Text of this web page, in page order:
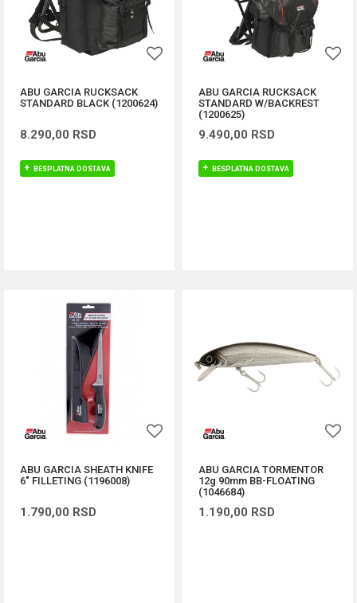
ABU GARCIA RUCKSACK
STANDARD BLACK (1200624)
8.290,00 RSD
BESPLATNA DOSTAVA
ABU GARCIA RUCKSACK
STANDARD W/BACKREST
(1200625)
9.490,00 RSD
BESPLATNA DOSTAVA
ABU GARCIA SHEATH KNIFE
6" FILLETING (1196008)
1.790,00 RSD
ABU GARCIA TORMENTOR
12g 90mm BB-FLOATING
(1046684)
1.190,00 RSD